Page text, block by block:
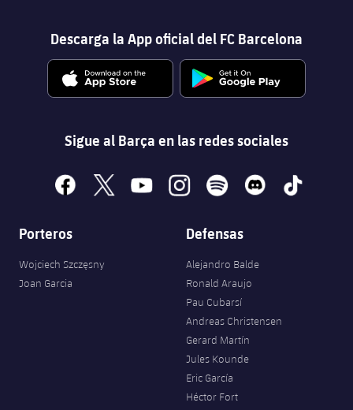
Descarga la App oficial del FC Barcelona
Sigue al Barça en las redes sociales
facebook
x youtubeinstagramspotify discord tiktok
Porteros
Wojciech Szczęsny
Joan Garcia
Defensas
Alejandro Balde
Ronald Araujo
Pau Cubarsí
Andreas Christensen
Gerard Martín
Jules Kounde
Eric García
Héctor Fort